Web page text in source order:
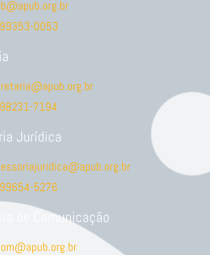
0053
7194
Jurídica
5276
de Comunicação